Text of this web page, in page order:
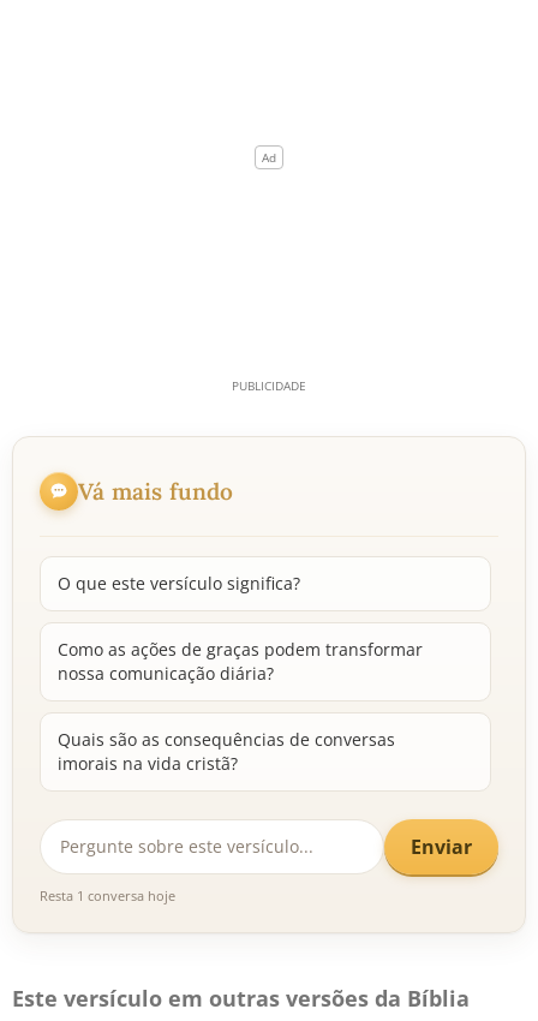
Vá mais fundo
O que este versículo significa?
Como as ações de graças podem transformar
nossa comunicação diária?
Quais são as consequências de conversas
imorais na vida cristã?
Enviar
Resta 1 conversa hoje
Este versículo em outras versões da Bíblia